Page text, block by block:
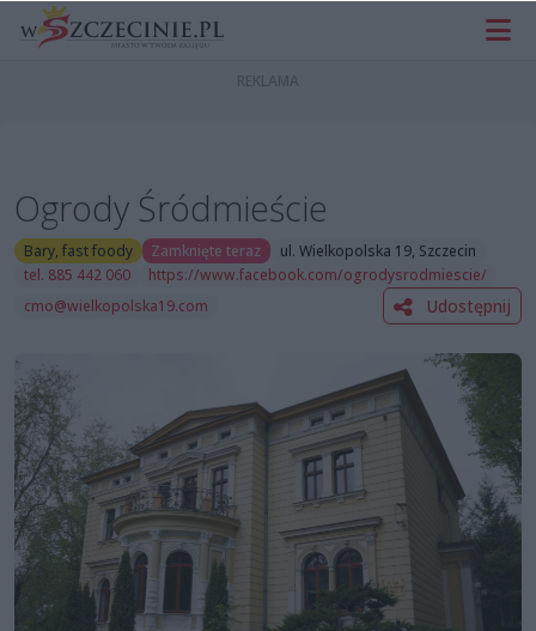
Ogrody Śródmieście
Bary, fast foody Zamknięte teraz
ul. Wielkopolska 19, Szczecin
tel. 885 442 060
https://www.facebook.com/ogrodysrodmiescie/
cmo@wielkopolska19.com
Udostępnij